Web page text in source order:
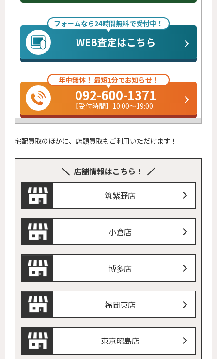
フォームなら24時間無料で受付中！
WEB査定はこちら
年中無休！ 最短1分でお知らせ！
092-600-1371
【受付時間】10:00～19:00
宅配買取のほかに、店頭買取もご利用いただけます！
店舗情報はこちら！
筑紫野店
小倉店
博多店
福岡東店
東京昭島店